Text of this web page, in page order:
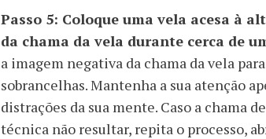
Passo 5: Coloque uma vela acesa à
da chama da vela durante cerca de
a imagem negativa da chama da vela
sobrancelhas. Mantenha a sua atenção
distrações da sua mente. Caso a chama
técnica não resultar, repita o processo,